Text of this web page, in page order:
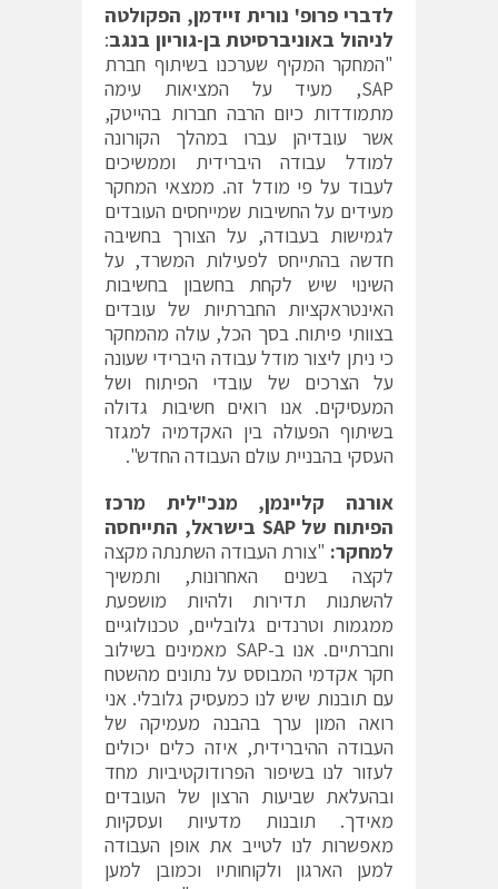
לדברי פרופ' נורית זיידמן, הפקולטה
לניהול באוניברסיטת בן-גוריון בנגב:
"המחקר המקיף שערכנו בשיתוף חברת
SAP, מעיד על המציאות עימה
מתמודדות כיום הרבה חברות בהייטק,
אשר עובדיהן עברו במהלך הקורונה
למודל עבודה היברידית וממשיכים
לעבוד על פי מודל זה. ממצאי המחקר
מעידים על החשיבות שמייחסים העובדים
לגמישות בעבודה, על הצורך בחשיבה
חדשה בהתייחס לפעילות המשרד, על
השינוי שיש לקחת בחשבון בחשיבות
האינטראקציות החברתיות של עובדים
בצוותי פיתוח. בסך הכל, עולה מהמחקר
כי ניתן ליצור מודל עבודה היברידי שעונה
על הצרכים של עובדי הפיתוח ושל
המעסיקים. אנו רואים חשיבות גדולה
בשיתוף הפעולה בין האקדמיה למגזר
העסקי בהבניית עולם העבודה החדש".
אורנה קליינמן, מנכ"לית מרכז
הפיתוח של SAP
בישראל, התייחסה
למחקר: "צורת העבודה השתנתה מקצה
לקצה בשנים האחרונות, ותמשיך
להשתנות תדירות ולהיות מושפעת
ממגמות וטרנדים גלובליים, טכנולוגיים
וחברתיים. אנו ב-SAP מאמינים בשילוב
חקר אקדמי המבוסס על נתונים מהשטח
עם תובנות שיש לנו כמעסיק גלובלי. אני
רואה המון ערך בהבנה מעמיקה של
העבודה ההיברידית, איזה כלים יכולים
לעזור לנו בשיפור הפרודוקטיביות מחד
ובהעלאת שביעות הרצון של העובדים
מאידך. תובנות מדעיות ועסקיות
מאפשרות לנו לטייב את אופן העבודה
למען הארגון ולקוחותיו וכמובן למען